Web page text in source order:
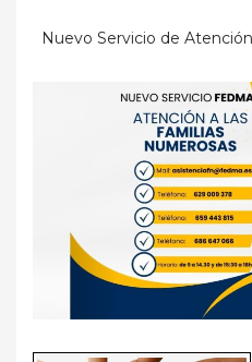
Nuevo Servicio de